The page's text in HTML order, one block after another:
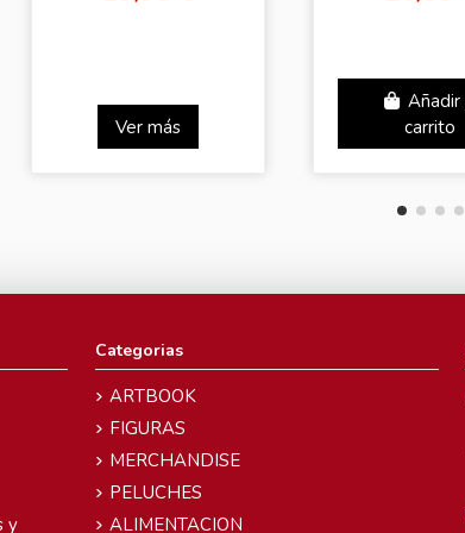
Ver más
Añadir
carrito
y
Categorias
ARTBOOK
FIGURAS
MERCHANDISE
PELUCHES
ALIMENTACION